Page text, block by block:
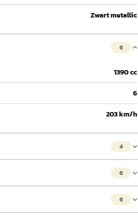
Zwart metallic
6
1390 cc
6
203 km/h
4
6
6